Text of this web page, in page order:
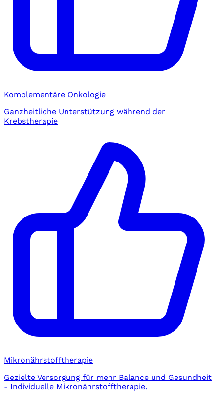
Komplementäre Onkologie
Ganzheitliche Unterstützung während der
Krebstherapie
Mikronährstofftherapie
Gezielte Versorgung für mehr Balance und Gesundheit
- Individuelle Mikronährstofftherapie.